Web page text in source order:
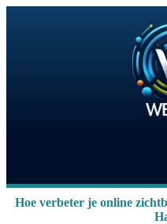
Hoe verbeter je online